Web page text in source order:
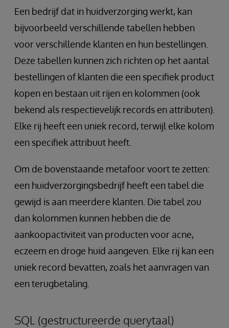
Een bedrijf dat in huidverzorging werkt, kan
bijvoorbeeld verschillende tabellen hebben
voor verschillende klanten en hun bestellingen.
Deze tabellen kunnen zich richten op het aantal
bestellingen of klanten die een specifiek product
kopen en bestaan uit rijen en kolommen (ook
bekend als respectievelijk records en attributen).
Elke rij heeft een uniek record, terwijl elke kolom
een specifiek attribuut heeft.
Om de bovenstaande metafoor voort te zetten:
een huidverzorgingsbedrijf heeft een tabel die
gewijd is aan meerdere klanten. Die tabel zou
dan kolommen kunnen hebben die de
aankoopactiviteit van producten voor acne,
eczeem en droge huid aangeven. Elke rij kan een
uniek record bevatten, zoals het aanvragen van
een terugbetaling.
SQL (gestructureerde querytaal)